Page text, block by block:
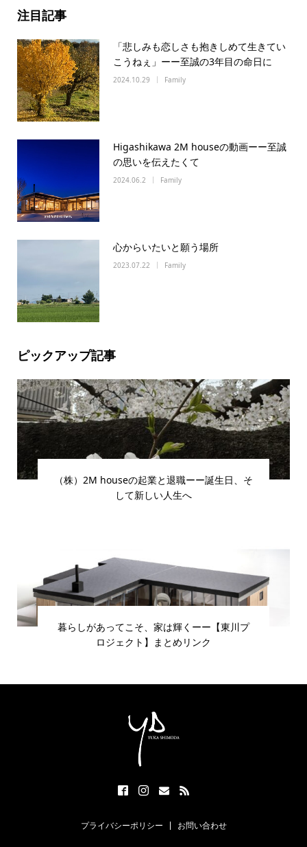
注目記事
「悲しみも恋しさも抱きしめて生きてい
こうねぇ」ーー至誠の3年目の命日に
2024.10.29 Family
Higashikawa 2M houseの動画ーー至誠
の思いを伝えたくて
2024.06.2 Family
心からいたいと願う場所
2023.07.22 Family
ピックアップ記事
（株）2M houseの起業と退職ーー誕生日、そ
して新しい人生へ
暮らしがあってこそ、家は輝くーー【東川プ
ロジェクト】まとめリンク
プライバシーポリシー お問い合わせ